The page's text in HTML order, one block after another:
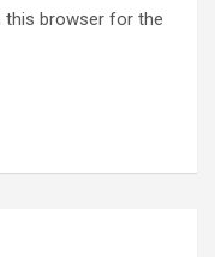
this browser for the